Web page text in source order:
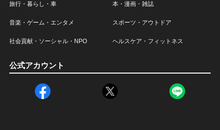
旅行・暮らし・車 本・漫画・雑誌
音楽・ゲーム・エンタメ スポーツ・アウトドア
社会貢献・ソーシャル・NPO ヘルスケア・フィットネス
公式アカウント